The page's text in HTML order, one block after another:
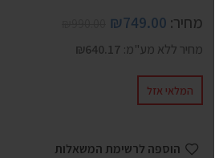
מחיר:
₪749.00
מחיר ללא מע"מ: ₪640.17
המלאי אזל
הוספה לרשימת המשאלות